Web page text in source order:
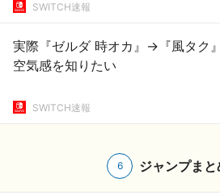
SWITCH速報
実際『ゼルダ 時オカ』→『風タク
空気感を知りたい
SWITCH速報
6 ジャンプまと